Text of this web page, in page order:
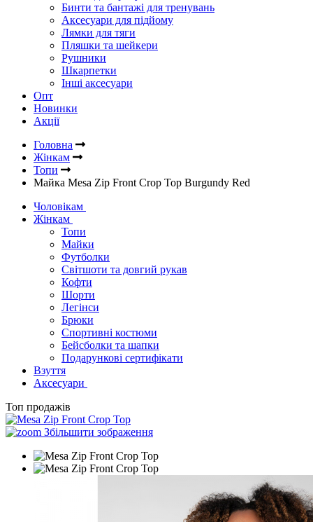
Бинти та бантажі для тренувань
Аксесуари для підйому
Лямки для тяги
Пляшки та шейкери
Рушники
Шкарпетки
Інші аксесуари
Опт
Новинки
Акції
Головна
Жінкам
Топи
Майка Mesa Zip Front Crop Top Burgundy Red
Чоловікам
Жінкам
Топи
Майки
Футболки
Світшоти та довгий рукав
Кофти
Шорти
Легінси
Брюки
Спортивні костюми
Бейсболки та шапки
Подарункові сертифікати
Взуття
Аксесуари
Топ продажів
Збільшити зображення